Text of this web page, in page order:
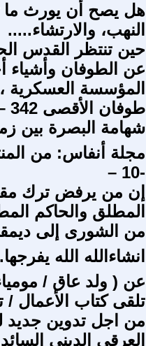
هل يصح أن يورث
النهب، والارتشاء.....
حين تنتظر القدس
عن الطوفان وأشياء
المؤسسة العسكرية
طوفان الأقصى 342 – مشكلة إسرائيل
شهامة البصرة بين
مجلة أنفاس: من
-10 –
إن من يرفض ترك
المطلق والحاكم
من الشورى إلى
انشاءالله الله
عن ( ولد عاق /
تلقى كتاب الأعمال /
من اجل تدوين جديد
العرقي الديني